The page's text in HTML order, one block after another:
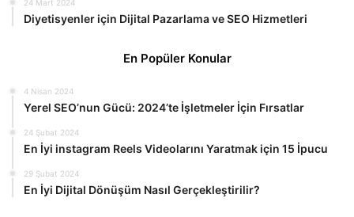
24 Mart 2024
Diyetisyenler için Dijital Pazarlama ve SEO Hizmetleri
En Popüler Konular
4 Nisan 2024
Yerel SEO’nun Gücü: 2024’te İşletmeler İçin Fırsatlar
24 Şubat 2024
En İyi instagram Reels Videolarını Yaratmak için 15 İpucu
29 Şubat 2024
En İyi Dijital Dönüşüm Nasıl Gerçekleştirilir?